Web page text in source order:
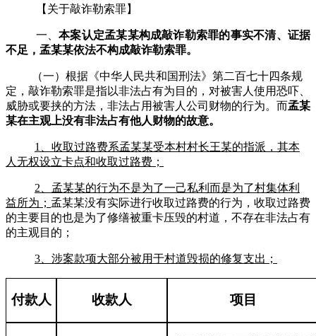
【关于敲诈勒索罪】
一、本案认定孟某某构成敲诈勒索罪的事实不清、证据
不足，孟某某依法不构成敲诈勒索罪。
（一）根据《中华人民共和国刑法》第二百七十四条规
定，敲诈勒索罪是指以非法占有为目的，对被害人使用恐吓、
威胁或要挟的方法，非法占用被害人公司财物的行为。而孟某
某在主观上没有非法占有他人财物的故意。
1、收取过路费系孟某某受本村村长王某的指派，其本
人无权设立卡点和收取过路费；
2、 孟某某的行为不是为了一己私利而是为了村集体利
益所为； 孟某某没有实际进行收取过路费的行为，收取过路费
的主要目的也是为了修缮被重卡压毁的村道，不存在非法占有
的主观目的；
3、涉案款项大部分被用于村道毁损的修复支出；
付款人 收款人 项目